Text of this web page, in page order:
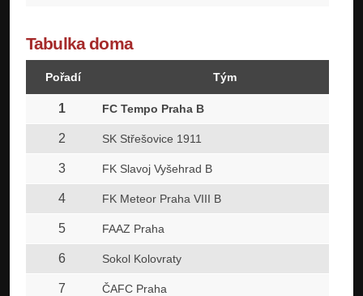
Tabulka doma
Pořadí Tým
1 FC Tempo Praha B
2 SK Střešovice 1911
3 FK Slavoj Vyšehrad B
4 FK Meteor Praha VIII B
5 FAAZ Praha
6 Sokol Kolovraty
7 ČAFC Praha